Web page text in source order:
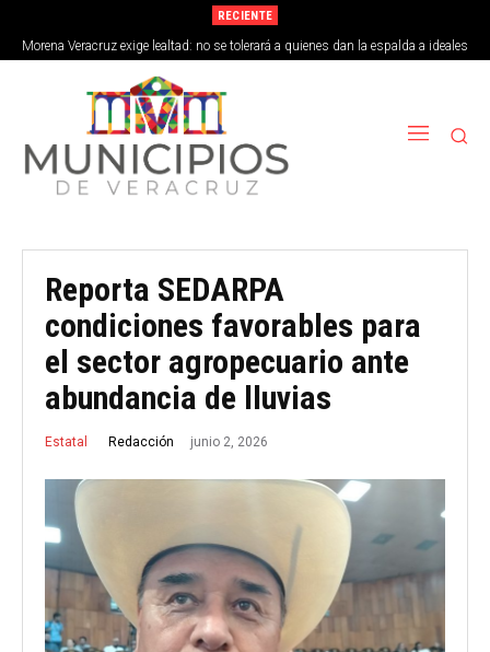
RECIENTE
Morena Veracruz exige lealtad: no se tolerará a quienes dan la espalda a ideales
de la 4T
Reporta SEDARPA
condiciones favorables para
el sector agropecuario ante
abundancia de lluvias
Estatal Redacción junio 2, 2026